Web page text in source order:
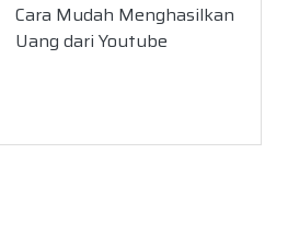
Cara Mudah Menghasilkan
Uang dari Youtube